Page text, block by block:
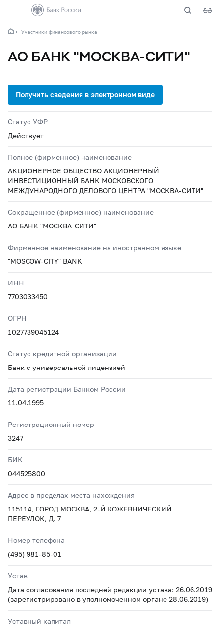
Участники финансового рынка
АО БАНК "МОСКВА-СИТИ"
Статус УФР
Действует
Полное (фирменное) наименование
АКЦИОНЕРНОЕ ОБЩЕСТВО АКЦИОНЕРНЫЙ
ИНВЕСТИЦИОННЫЙ БАНК МОСКОВСКОГО
МЕЖДУНАРОДНОГО ДЕЛОВОГО ЦЕНТРА "МОСКВА-СИТИ"
Сокращенное (фирменное) наименование
АО БАНК "МОСКВА-СИТИ"
Фирменное наименование на иностранном языке
"MOSCOW-CITY" BANK
ИНН
7703033450
ОГРН
1027739045124
Статус кредитной организации
Банк с универсальной лицензией
Дата регистрации Банком России
11.04.1995
Регистрационный номер
3247
БИК
044525800
Адрес в пределах места нахождения
115114, ГОРОД МОСКВА, 2-Й КОЖЕВНИЧЕСКИЙ
ПЕРЕУЛОК, Д. 7
Номер телефона
(495) 981-85-01
Устав
Дата согласования последней редакции устава: 26.06.2019
(зарегистрировано в уполномоченном органе 28.06.2019)
Уставный капитал